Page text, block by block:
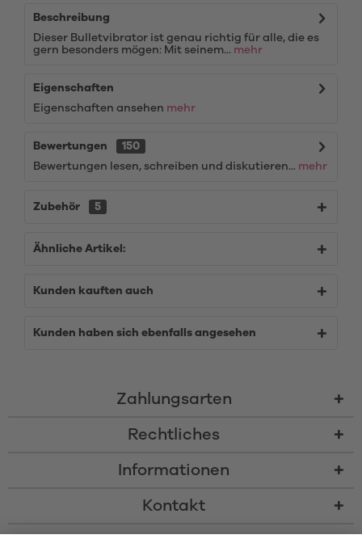
Beschreibung
Dieser Bulletvibrator ist genau richtig für alle, die es
gern besonders mögen: Mit seinem... mehr
Eigenschaften
Eigenschaften ansehen mehr
Bewertungen
150
Bewertungen lesen, schreiben und diskutieren... mehr
Zubehör 5
Ähnliche Artikel:
Kunden kauften auch
Kunden haben sich ebenfalls angesehen
Zahlungsarten
Rechtliches
Informationen
Kontakt